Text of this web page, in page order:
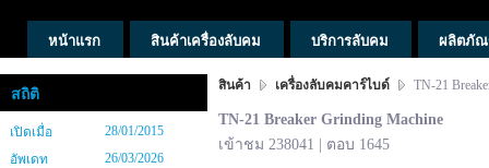
หน้าแรก สินค้าเครื่องลับคม บริการลับคม ผลิตภัณ
สถิติ
เปิดเมื่อ
28/01/2015
อัพเดท
26/03/2026
สินค้า เครื่องลับคมคาร์ไบด์ TN-21
TN-21 Breaker Grinding Machine
เข้าชม 238041 | ตอบ 1645